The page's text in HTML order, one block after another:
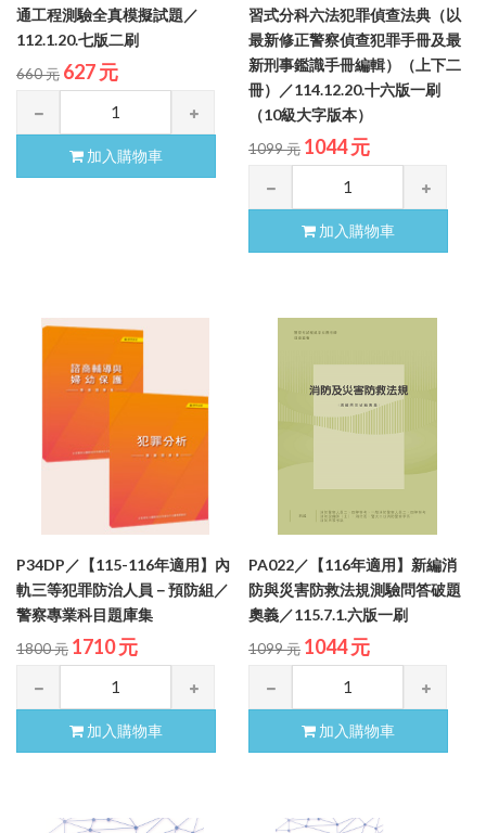
通工程測驗全真模擬試題／
112.1.20.七版二刷
660 元 627 元
加入購物車
習式分科六法犯罪偵查法典（以
最新修正警察偵查犯罪手冊及最
新刑事鑑識手冊編輯）（上下二
冊）／114.12.20.十六版一刷
（10級大字版本）
1099 元 1044 元
加入購物車
P34DP／【115-116年適用】內
軌三等犯罪防治人員－預防組／
警察專業科目題庫集
1800 元 1710 元
加入購物車
PA022／【116年適用】新編消
防與災害防救法規測驗問答破題
奧義／115.7.1.六版一刷
1099 元 1044 元
加入購物車